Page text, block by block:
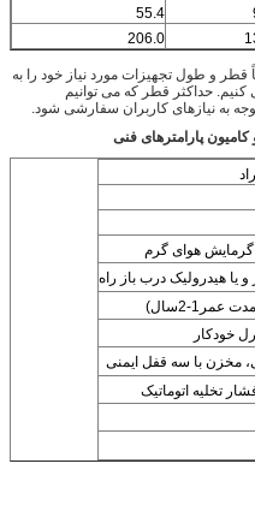
55.4
206.0
و طول تجهیزات مورد نیاز خود را به
کنیم. حداکثر قطر که می توانیم
گرمایش هوای گرم
هیدرولیک درب باز راه
2سال)
خودکار
مخزن با سه قفل ایمنی
تخلیه اتوماتیک